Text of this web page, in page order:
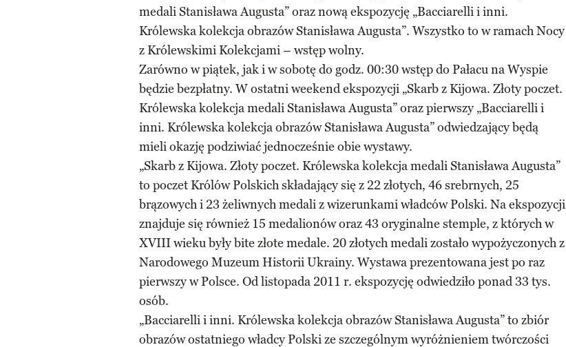
medali Stanisława Augusta” oraz nową ekspozycję „Bacciarelli i inni.
Królewska kolekcja obrazów Stanisława Augusta”. Wszystko to w ramach Nocy
z Królewskimi Kolekcjami – wstęp wolny.
Zarówno w piątek, jak i w sobotę do godz. 00:30 wstęp do Pałacu na Wyspie
będzie bezpłatny. W ostatni weekend ekspozycji „Skarb z Kijowa. Złoty poczet.
Królewska kolekcja medali Stanisława Augusta” oraz pierwszy „Bacciarelli i
inni. Królewska kolekcja obrazów Stanisława Augusta” odwiedzający będą
mieli okazję podziwiać jednocześnie obie wystawy.
„Skarb z Kijowa. Złoty poczet. Królewska kolekcja medali Stanisława Augusta”
to poczet Królów Polskich składający się z 22 złotych, 46 srebrnych, 25
brązowych i 23 żeliwnych medali z wizerunkami władców Polski. Na ekspozycji
znajduje się również 15 medalionów oraz 43 oryginalne stemple, z których w
XVIII wieku były bite złote medale. 20 złotych medali zostało wypożyczonych z
Narodowego Muzeum Historii Ukrainy. Wystawa prezentowana jest po raz
pierwszy w Polsce. Od listopada 2011 r. ekspozycję odwiedziło ponad 33 tys.
osób.
„Bacciarelli i inni. Królewska kolekcja obrazów Stanisława Augusta” to zbiór
obrazów ostatniego władcy Polski ze szczególnym wyróżnieniem twórczości